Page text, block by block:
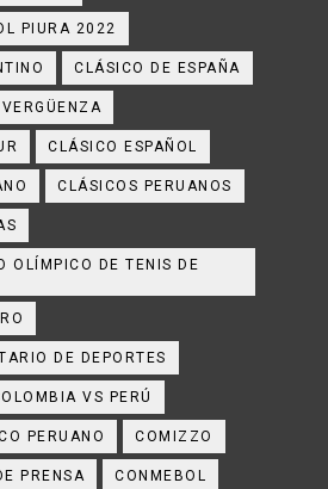
PIURA 2022
CLÁSICO DE ESPAÑA
CLÁSICO ESPAÑOL
CLÁSICOS PERUANOS
OLÍMPICO DE TENIS DE
DE DEPORTES
VS PERÚ
PERUANO COMIZZO
PRENSA CONMEBOL